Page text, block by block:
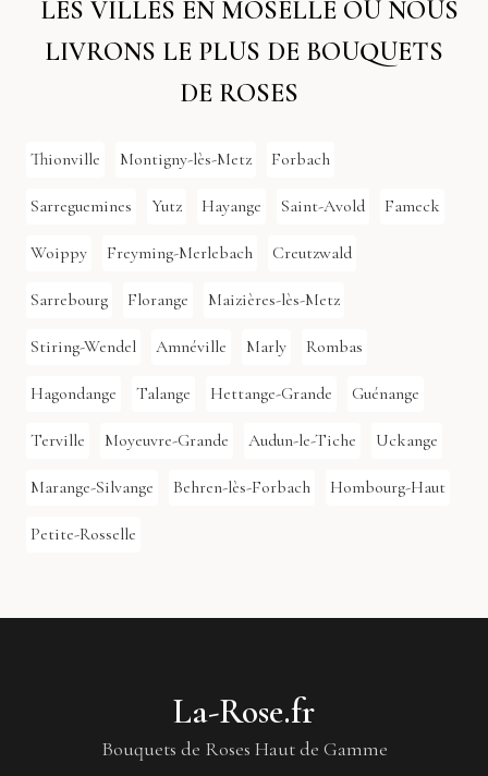
LES VILLES EN MOSELLE OÙ NOUS
LIVRONS LE PLUS DE BOUQUETS
DE ROSES
Thionville Montigny-lès-Metz Forbach
Sarreguemines Yutz Hayange Saint-Avold Fameck
Woippy Freyming-Merlebach Creutzwald
Sarrebourg Florange Maizières-lès-Metz
Stiring-Wendel Amnéville Marly Rombas
Hagondange Talange Hettange-Grande Guénange
Terville Moyeuvre-Grande Audun-le-Tiche Uckange
Marange-Silvange Behren-lès-Forbach Hombourg-Haut
Petite-Rosselle
La-Rose.fr
Bouquets de Roses Haut de Gamme